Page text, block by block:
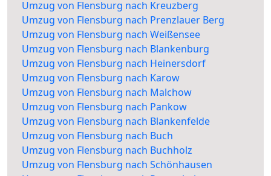
Umzug von Flensburg nach Kreuzberg
Umzug von Flensburg nach Prenzlauer Berg
Umzug von Flensburg nach Weißensee
Umzug von Flensburg nach Blankenburg
Umzug von Flensburg nach Heinersdorf
Umzug von Flensburg nach Karow
Umzug von Flensburg nach Malchow
Umzug von Flensburg nach Pankow
Umzug von Flensburg nach Blankenfelde
Umzug von Flensburg nach Buch
Umzug von Flensburg nach Buchholz
Umzug von Flensburg nach Schönhausen